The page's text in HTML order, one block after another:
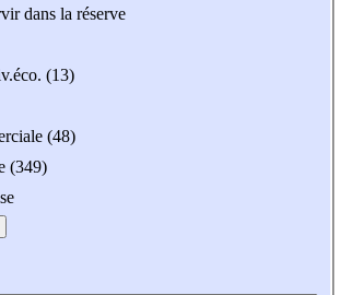
dans la réserve
(13)
(48)
(349)